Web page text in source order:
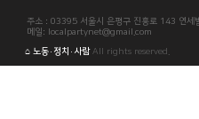
주소 : 03395 서울시 은평구 진흥로 143 연세
메일: localpartynet@gmail.com
⌂ 노동·정치·사람All rights reserved.